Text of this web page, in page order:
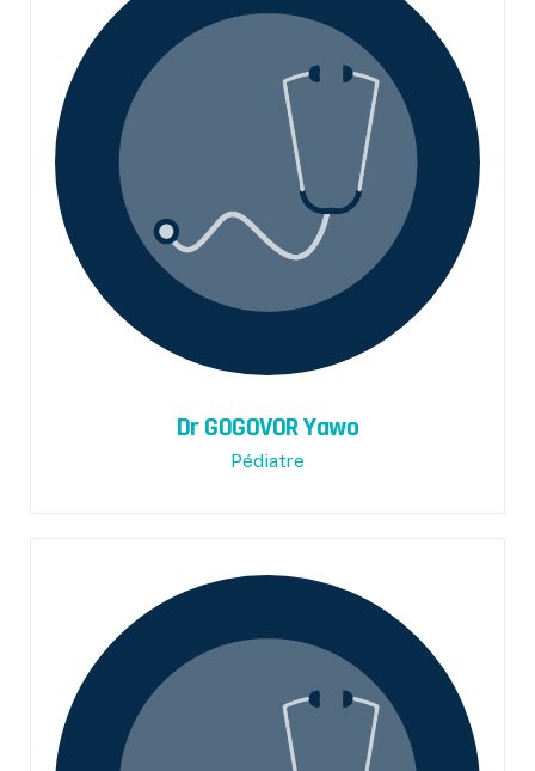
Dr GOGOVOR Yawo
Pédiatre